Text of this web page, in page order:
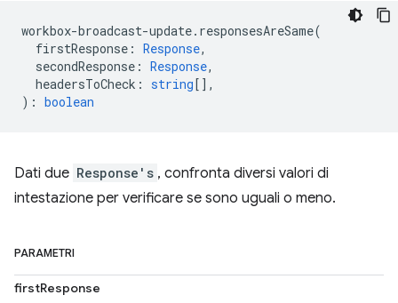
workbox-broadcast-update. responsesAreSame(
firstResponse : Response,
secondResponse : Response,
headersToCheck : string[],
) : boolean
Dati due Response's , confronta diversi valori di
intestazione per verificare se sono uguali o meno.
PARAMETRI
firstResponse